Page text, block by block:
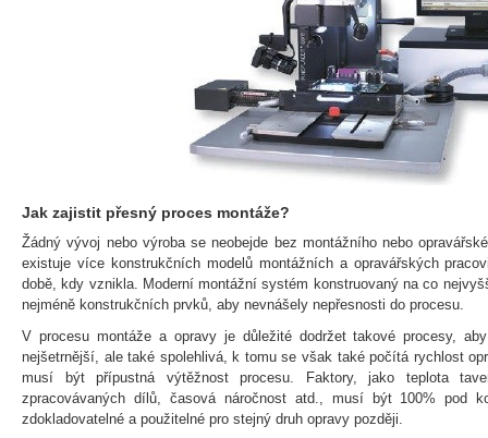
Jak zajistit přesný proces montáže?
Žádný vývoj nebo výroba se neobejde bez montážního nebo
existuje více konstrukčních modelů montážních a opravářských
době, kdy vznikla. Moderní montážní systém konstruovaný na co
nejméně konstrukčních prvků, aby nevnášely nepřesnosti do procesu.
V procesu montáže a opravy je důležité dodržet takové procesy,
nejšetrnější, ale také spolehlivá, k tomu se však také počítá rychlost
musí být přípustná výtěžnost procesu. Faktory, jako teplota
zpracovávaných dílů, časová náročnost atd., musí být 100% pod
zdokladovatelné a použitelné pro stejný druh opravy později.